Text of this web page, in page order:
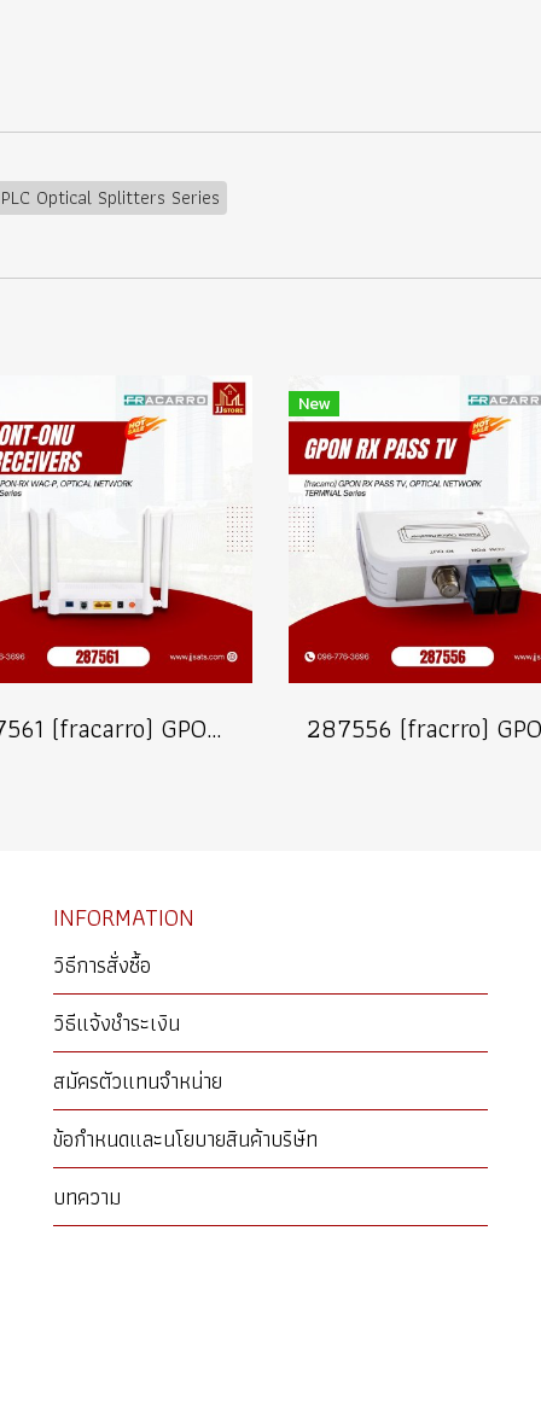
Optical Splitters Series
287561 (fracarro) GPON-RX WAC-P OPTICAL NETWORK TERMINAL Series
New
INFORMATION
วิธีการสั่งซื้อ
วิธีแจ้งชำระเงิน
สมัครตัวแทนจำหน่าย
ข้อกำหนดและนโยบายสินค้าบริษัท
บทความ